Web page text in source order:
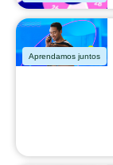
Aprendamos juntos